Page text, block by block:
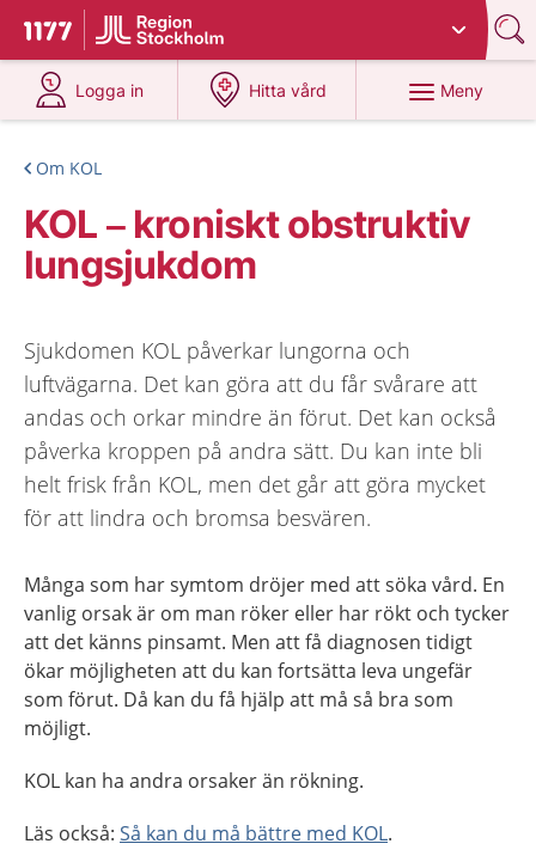
Till startsidan för 1177
Du har valt region
Logga in
på 1177.se
Hitta vård
på 1177.se
Meny
Om KOL
KOL – kroniskt obstruktiv
lungsjukdom
Sjukdomen KOL påverkar lungorna och
luftvägarna. Det kan göra att du får svårare att
andas och orkar mindre än förut. Det kan också
påverka kroppen på andra sätt. Du kan inte bli
helt frisk från KOL, men det går att göra mycket
för att lindra och bromsa besvären.
Många som har symtom dröjer med att söka vård. En
vanlig orsak är om man röker eller har rökt och tycker
att det känns pinsamt. Men att få diagnosen tidigt
ökar möjligheten att du kan fortsätta leva ungefär
som förut. Då kan du få hjälp att må så bra som
möjligt.
KOL kan ha andra orsaker än rökning.
Läs också: Så kan du må bättre med KOL.